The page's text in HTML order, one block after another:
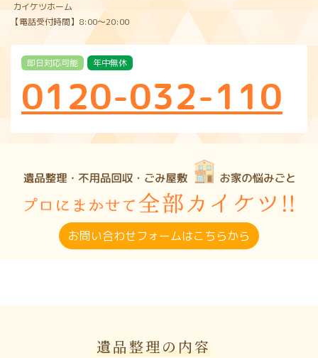
カイケツホーム
【電話受付時間】8:00〜20:00
即日対応可能 年中無休
0120-032-110
お問い合わせフォームはこちらから
遺品整理の内容